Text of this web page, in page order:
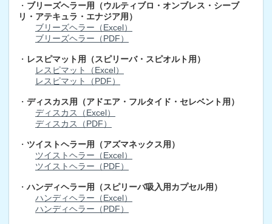
・ ブリーズヘラー用（ウルティブロ・オンブレス・シーブ
リ・アテキュラ・エナジア用）
ブリーズヘラー（Excel）
ブリーズヘラー（PDF）
・ レスピマット用（スピリーバ・スピオルト用）
レスピマット（Excel）
レスピマット（PDF）
・ ディスカス用（アドエア・フルタイド・セレベント用）
ディスカス（Excel）
ディスカス（PDF）
・ ツイストヘラー用（アズマネックス用）
ツイストヘラー（Excel）
ツイストヘラー（PDF）
・ハンディヘラー用（スピリーバ吸入用カプセル用）
ハンディヘラー（Excel）
ハンディヘラー（PDF）